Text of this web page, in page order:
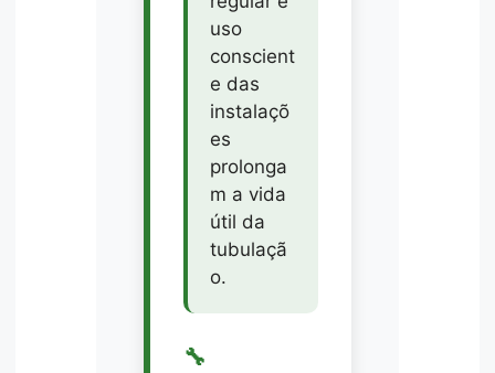
uso
conscient
e das
instalaçõ
es
prolonga
m a vida
útil da
tubulaçã
o.
🔧